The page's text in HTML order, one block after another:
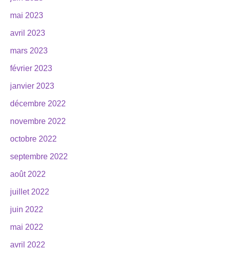
mai 2023
avril 2023
mars 2023
février 2023
janvier 2023
décembre 2022
novembre 2022
octobre 2022
septembre 2022
août 2022
juillet 2022
juin 2022
mai 2022
avril 2022